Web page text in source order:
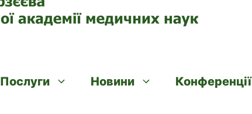
Послуги Новини Конференції